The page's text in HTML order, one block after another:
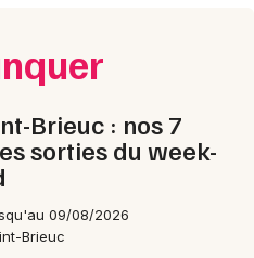
Brieuc : nos 7
sorties du week-
09/08/2026
Brieuc